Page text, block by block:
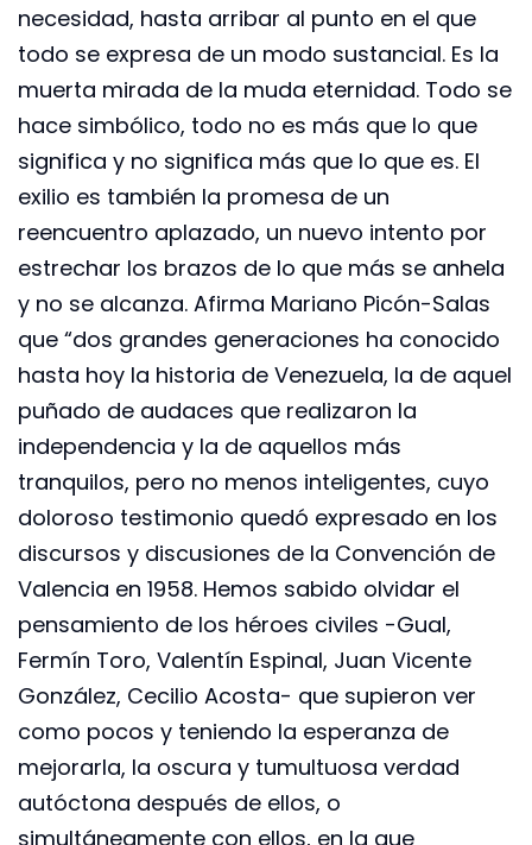
necesidad, hasta arribar al punto en el que
todo se expresa de un modo sustancial. Es la
muerta mirada de la muda eternidad. Todo se
hace simbólico, todo no es más que lo que
significa y no significa más que lo que es. El
exilio es también la promesa de un
reencuentro aplazado, un nuevo intento por
estrechar los brazos de lo que más se anhela
y no se alcanza. Afirma Mariano Picón-Salas
que “dos grandes generaciones ha conocido
hasta hoy la historia de Venezuela, la de aquel
puñado de audaces que realizaron la
independencia y la de aquellos más
tranquilos, pero no menos inteligentes, cuyo
doloroso testimonio quedó expresado en los
discursos y discusiones de la Convención de
Valencia en 1958. Hemos sabido olvidar el
pensamiento de los héroes civiles -Gual,
Fermín Toro, Valentín Espinal, Juan Vicente
González, Cecilio Acosta- que supieron ver
como pocos y teniendo la esperanza de
mejorarla, la oscura y tumultuosa verdad
autóctona después de ellos, o
simultáneamente con ellos, en la que